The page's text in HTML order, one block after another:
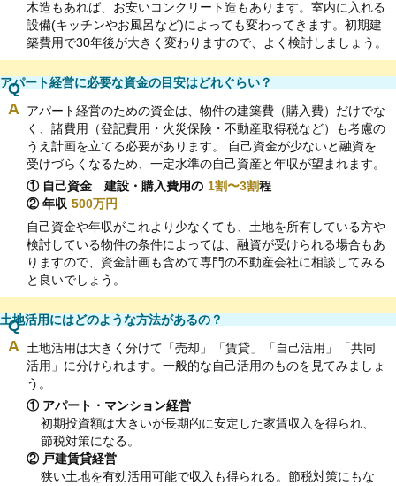
木造もあれば、お安いコンクリート造もあります。室内に入れる
設備(キッチンやお風呂など)によっても変わってきます。初期建
築費用で30年後が大きく変わりますので、よく検討しましょう。
アパート経営に必要な資金の目安はどれぐらい？
アパート経営のための資金は、物件の建築費（購入費）だけでな
く、諸費用（登記費用・火災保険・不動産取得税など）も考慮の
うえ計画を立てる必要があります。 自己資金が少ないと融資を
受けづらくなるため、一定水準の自己資産と年収が望まれます。
① 自己資金 建設・購入費用の 1割〜3割程
② 年収 500万円
自己資金や年収がこれより少なくても、土地を所有している方や
検討している物件の条件によっては、融資が受けられる場合もあ
りますので、資金計画も含めて専門の不動産会社に相談してみる
と良いでしょう。
土地活用にはどのような方法があるの？
土地活用は大きく分けて「売却」 「賃貸」 「自己活用」 「共同
活用」に分けられます。一般的な自己活用のものを見てみましょ
う。
① アパート・マンション経営
初期投資額は大きいが長期的に安定した家賃収入を得られ、
節税対策になる。
② 戸建賃貸経営
狭い土地を有効活用可能で収入も得られる。節税対策にもな